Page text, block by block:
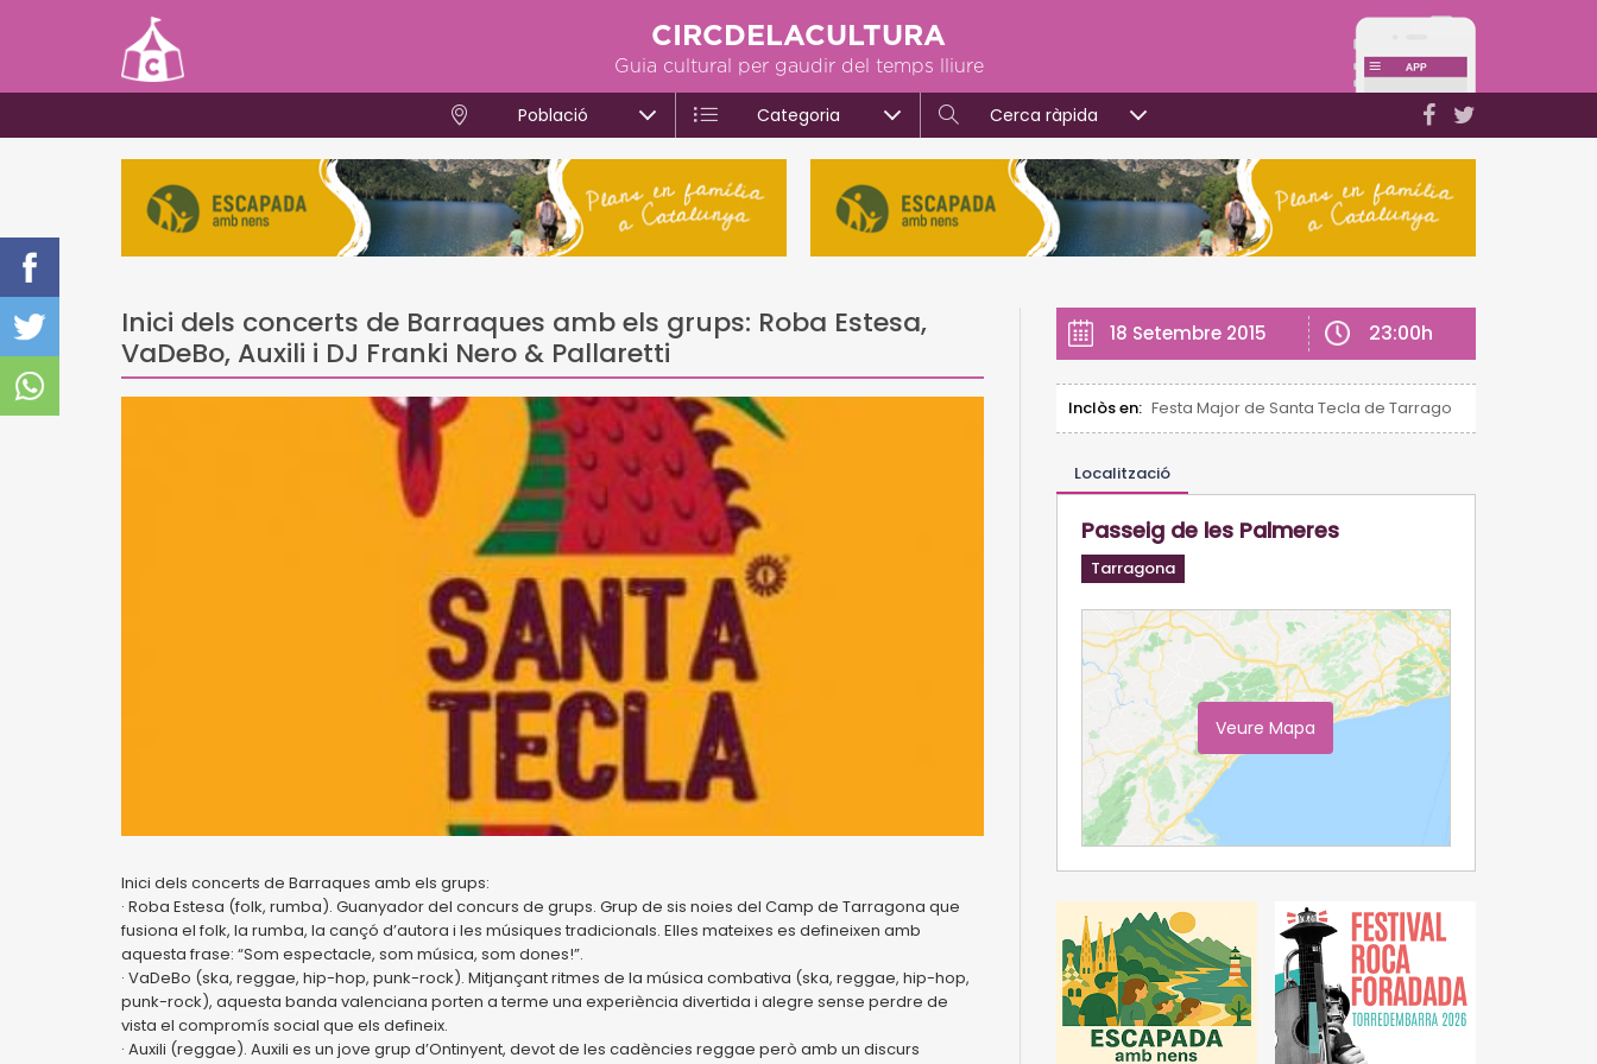
CIRCDELACULTURA
Guia cultural per gaudir del temps lliure
Població Categoria Cerca ràpida
Inici dels concerts de Barraques amb els grups: Roba Estesa,
VaDeBo, Auxili i DJ Franki Nero & Pallaretti
Inici dels concerts de Barraques amb els grups:
· Roba Estesa (folk, rumba). Guanyador del concurs de grups. Grup de sis noies del Camp de Tarragona que
fusiona el folk, la rumba, la cançó d’autora i les músiques tradicionals. Elles mateixes es defineixen amb
aquesta frase: “Som espectacle, som música, som dones!”.
· VaDeBo (ska, reggae, hip-hop, punk-rock). Mitjançant ritmes de la música combativa (ska, reggae, hip-hop,
punk-rock), aquesta banda valenciana porten a terme una experiència divertida i alegre sense perdre de
vista el compromís social que els defineix.
· Auxili (reggae). Auxili es un jove grup d’Ontinyent, devot de les cadències reggae però amb un discurs
18 Setembre 2015 23:00h
Inclòs en: Festa Major de Santa Tecla de Tarragona
Localització
Passeig de les Palmeres
Tarragona
Veure Mapa